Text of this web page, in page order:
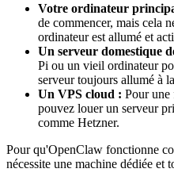
Votre ordinateur
de commencer, mais cela
ordinateur est allumé et
Un serveur domestique
Pi ou un vieil ordinateur
serveur toujours allumé à
Un VPS cloud : Pour
pouvez louer un serveur
comme Hetzner.
Pour qu'OpenClaw fonctionne
nécessite une machine dédiée et